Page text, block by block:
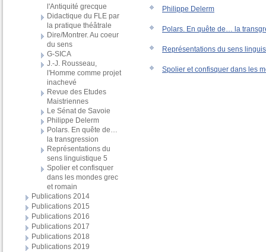
l'Antiquité grecque
Didactique du FLE par
la pratique théâtrale
Dire/Montrer. Au coeur
du sens
G-SICA
J.-J. Rousseau,
l'Homme comme projet
inachevé
Revue des Etudes
Maistriennes
Le Sénat de Savoie
Philippe Delerm
Polars. En quête de…
la transgression
Représentations du
sens linguistique 5
Spolier et confisquer
dans les mondes grec
et romain
Publications 2014
Publications 2015
Publications 2016
Publications 2017
Publications 2018
Publications 2019
Philippe Delerm
Polars. En quête de… la
Représentations du sens
Spolier et confisquer dans les